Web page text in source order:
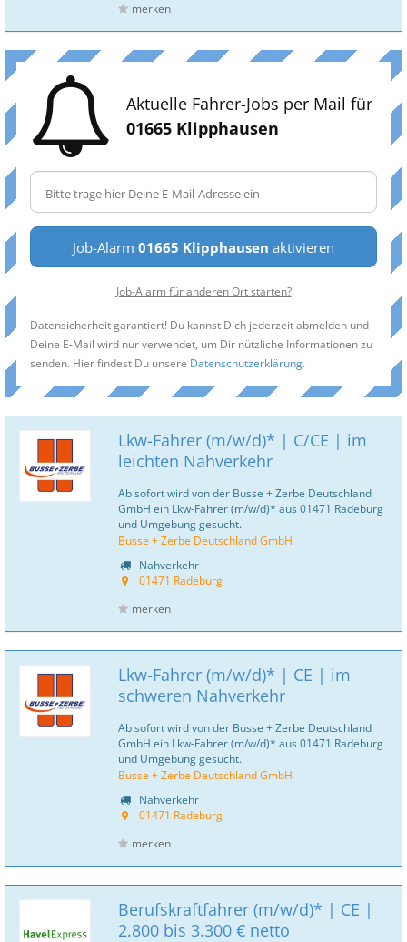
merken
Aktuelle Fahrer-Jobs per Mail für
01665 Klipphausen
Job-Alarm 01665 Klipphausen aktivieren
Job-Alarm für anderen Ort starten?
Datensicherheit garantiert! Du kannst Dich jederzeit abmelden und
Deine E-Mail wird nur verwendet, um Dir nützliche Informationen zu
senden. Hier findest Du unsere Datenschutzerklärung.
Lkw-Fahrer (m/w/d)* | C/CE | im
leichten Nahverkehr
Ab sofort wird von der Busse + Zerbe Deutschland
GmbH ein Lkw-Fahrer (m/w/d)* aus 01471 Radeburg
und Umgebung gesucht.
Busse + Zerbe Deutschland GmbH
Nahverkehr
01471 Radeburg
merken
Lkw-Fahrer (m/w/d)* | CE | im
schweren Nahverkehr
Ab sofort wird von der Busse + Zerbe Deutschland
GmbH ein Lkw-Fahrer (m/w/d)* aus 01471 Radeburg
und Umgebung gesucht.
Busse + Zerbe Deutschland GmbH
Nahverkehr
01471 Radeburg
merken
Berufskraftfahrer (m/w/d)* | CE |
2.800 bis 3.300 € netto